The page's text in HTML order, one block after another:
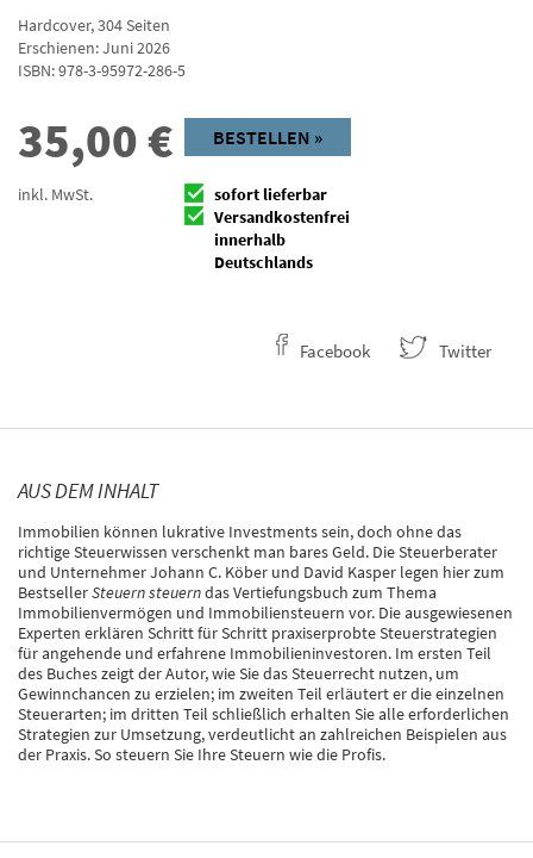
Hardcover,304Seiten
Erschienen: Juni 2026
ISBN:978-3-95972-286-5
35,00€
inkl. MwSt.
BESTELLEN »
sofort lieferbar
Versandkostenfrei
innerhalb
Deutschlands
Facebook Twitter
AUS DEM INHALT
Immobilien können lukrative Investments sein, doch ohne das
richtige Steuerwissen verschenkt man bares Geld. Die Steuerberater
und Unternehmer Johann C. Köber und David Kasper legen hier zum
BestsellerSteuern steuerndas Vertiefungsbuch zum Thema
Immobilienvermögen und Immobiliensteuern vor. Die ausgewiesenen
Experten erklären Schritt für Schritt praxiserprobte Steuerstrategien
für angehende und erfahrene Immobilieninvestoren. Im ersten Teil
des Buches zeigt der Autor, wie Sie das Steuerrecht nutzen, um
Gewinnchancen zu erzielen; im zweiten Teil erläutert er die einzelnen
Steuerarten; im dritten Teil schließlich erhalten Sie alle erforderlichen
Strategien zur Umsetzung, verdeutlicht an zahlreichen Beispielen aus
der Praxis. So steuern Sie Ihre Steuern wie die Profis.